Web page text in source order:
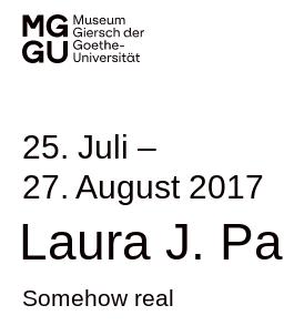
25. Juli –
27. August 2017
Laura J.
Somehow real